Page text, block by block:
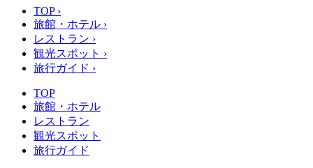
TOP ›
旅館・ホテル ›
レストラン ›
観光スポット ›
旅行ガイド ›
TOP
旅館・ホテル
レストラン
観光スポット
旅行ガイド